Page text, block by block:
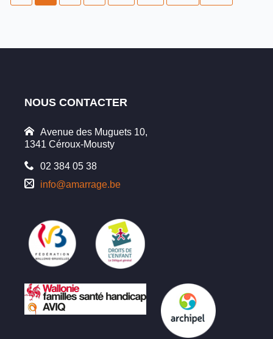
NOUS CONTACTER
Avenue des Muguets 10,
1341 Céroux-Mousty
02 384 05 38
info@amarrage.be